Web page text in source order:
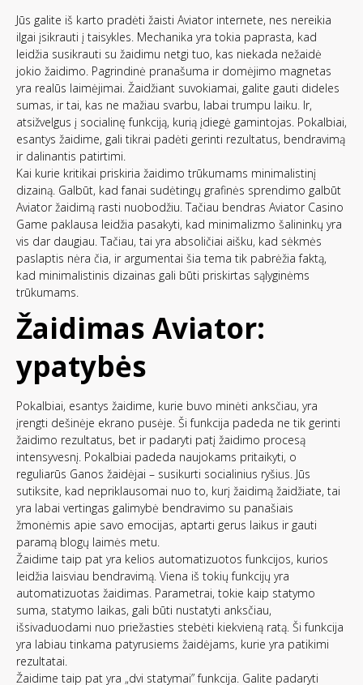
Jūs galite iš karto pradėti žaisti Aviator internete, nes nereikia
ilgai įsikrauti į taisykles. Mechanika yra tokia paprasta, kad
leidžia susikrauti su žaidimu netgi tuo, kas niekada nežaidė
jokio žaidimo. Pagrindinė pranašuma ir domėjimo magnetas
yra realūs laimėjimai. Žaidžiant suvokiamai, galite gauti dideles
sumas, ir tai, kas ne mažiau svarbu, labai trumpu laiku. Ir,
atsižvelgus į socialinę funkciją, kurią įdiegė gamintojas. Pokalbiai,
esantys žaidime, gali tikrai padėti gerinti rezultatus, bendravimą
ir dalinantis patirtimi.
Kai kurie kritikai priskiria žaidimo trūkumams minimalistinį
dizainą. Galbūt, kad fanai sudėtingų grafinės sprendimo galbūt
Aviator žaidimą rasti nuobodžiu. Tačiau bendras Aviator Casino
Game paklausa leidžia pasakyti, kad minimalizmo šalininkų yra
vis dar daugiau. Tačiau, tai yra absoličiai aišku, kad sėkmės
paslaptis nėra čia, ir argumentai šia tema tik pabrėžia faktą,
kad minimalistinis dizainas gali būti priskirtas sąlyginėms
trūkumams.
Žaidimas Aviator:
ypatybės
Pokalbiai, esantys žaidime, kurie buvo minėti anksčiau, yra
įrengti dešinėje ekrano pusėje. Ši funkcija padeda ne tik gerinti
žaidimo rezultatus, bet ir padaryti patį žaidimo procesą
intensyvesnį. Pokalbiai padeda naujokams pritaikyti, o
reguliarūs Ganos žaidėjai – susikurti socialinius ryšius. Jūs
sutiksite, kad nepriklausomai nuo to, kurį žaidimą žaidžiate, tai
yra labai vertingas galimybė bendravimo su panašiais
žmonėmis apie savo emocijas, aptarti gerus laikus ir gauti
paramą blogų laimės metu.
Žaidime taip pat yra kelios automatizuotos funkcijos, kurios
leidžia laisviau bendravimą. Viena iš tokių funkcijų yra
automatizuotas žaidimas. Parametrai, tokie kaip statymo
suma, statymo laikas, gali būti nustatyti anksčiau,
išsivaduodami nuo priežasties stebėti kiekvieną ratą. Ši funkcija
yra labiau tinkama patyrusiems žaidėjams, kurie yra patikimi
rezultatai.
Žaidime taip pat yra „dvi statymai” funkcija. Galite padaryti